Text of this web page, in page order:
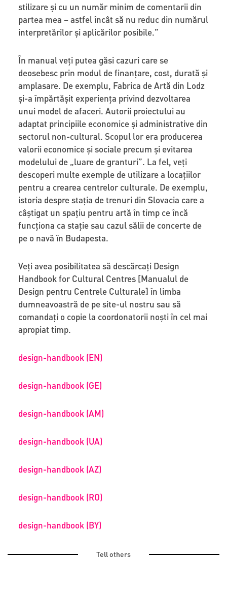
stilizare și cu un număr minim de comentarii din
partea mea – astfel încât să nu reduc din numărul
interpretărilor și aplicărilor posibile.”
În manual veţi putea găsi cazuri care se
deosebesc prin modul de finanțare, cost, durată și
amplasare. De exemplu, Fabrica de Artă din Lodz
și-a împărtășit experiența privind dezvoltarea
unui model de afaceri. Autorii proiectului au
adaptat principiile economice și administrative din
sectorul non-cultural. Scopul lor era producerea
valorii economice și sociale precum și evitarea
modelului de „luare de granturi”. La fel, veți
descoperi multe exemple de utilizare a locațiilor
pentru a crearea centrelor culturale. De exemplu,
istoria despre stația de trenuri din Slovacia care a
câştigat un spațiu pentru artă în timp ce încă
funcţiona ca stație sau cazul sălii de concerte de
pe o navă în Budapesta.
Veți avea posibilitatea să descărcați Design
Handbook for Cultural Centres [Manualul de
Design pentru Centrele Culturale] în limba
dumneavoastră de pe site-ul nostru sau să
comandați o copie la coordonatorii noști în cel mai
apropiat timp.
design-handbook (EN)
design-handbook (GE)
design-handbook (AM)
design-handbook (UA)
design-handbook (AZ)
design-handbook (RO)
design-handbook (BY)
Tell others